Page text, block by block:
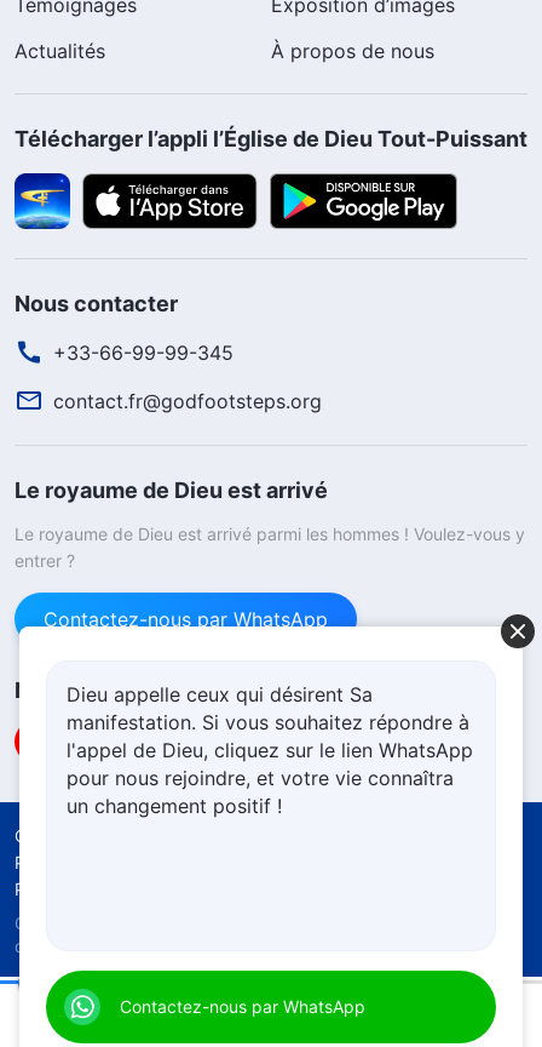
Actualités
À propos de nous
Télécharger l’appli l’Église de Dieu Tout-Puissant
Nous contacter
+33-66-99-99-345
contact.fr@godfootsteps.org
Le royaume de Dieu est arrivé
Le royaume de Dieu est arrivé parmi les hommes ! Voulez-vous y
entrer ?
Contactez-nous par WhatsApp
Nous suivre
Conditions d’utilisation
Politique de confidentialité
Politique d’utilisation cookies
Copyright © 2026
droits réservés.
Dieu appelle ceux qui désirent Sa
manifestation. Si vous souhaitez répondre à
l'appel de Dieu, cliquez sur le lien WhatsApp
pour nous rejoindre, et votre vie connaîtra
un changement positif !
Contactez-nous par WhatsApp